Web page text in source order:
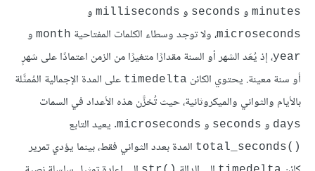
minutes و seconds و milliseconds و
microseconds، ولا توجد وسطاء الكلمات المفتاحية month و
year، إذ يُعَد الشهر أو السنة مقدارًا متغيرًا من الزمن اعتمادًا على شهرٍ
أو سنة معينة. يحتوي الكائن timedelta على المدة الإجمالية المُمثَّلة
بالأيام والثواني والميكروثانية، حيث تُخزَّن هذه الأعداد في السمات
days و seconds و microseconds. يعيد التابع
total_seconds()‎ المدة بعدد الثواني فقط، بينما يؤدي تمرير